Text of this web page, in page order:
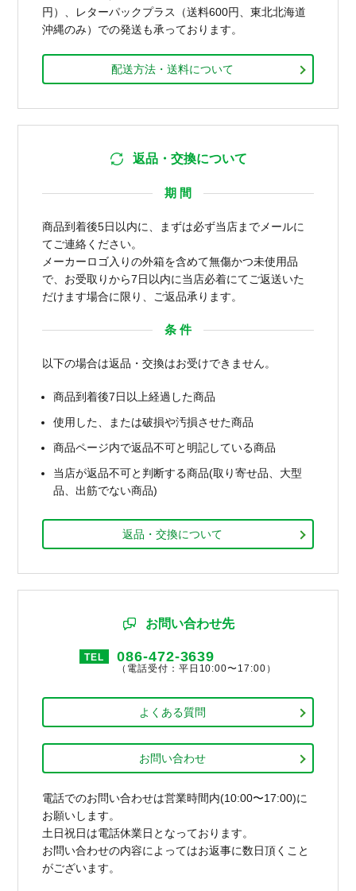
円）、レターパックプラス（送料600円、東北北海道
沖縄のみ）での発送も承っております。
配送方法・送料について
返品・交換について
期 間
商品到着後5日以内に、まずは必ず当店までメールに
てご連絡ください。
メーカーロゴ入りの外箱を含めて無傷かつ未使用品
で、お受取りから7日以内に当店必着にてご返送いた
だけます場合に限り、ご返品承ります。
条 件
以下の場合は返品・交換はお受けできません。
商品到着後7日以上経過した商品
使用した、または破損や汚損させた商品
商品ページ内で返品不可と明記している商品
当店が返品不可と判断する商品(取り寄せ品、大型
品、出筋でない商品)
返品・交換について
お問い合わせ先
TEL 086-472-3639
（電話受付：平日10:00〜17:00）
よくある質問
お問い合わせ
電話でのお問い合わせは営業時間内(10:00〜17:00)に
お願いします。
土日祝日は電話休業日となっております。
お問い合わせの内容によってはお返事に数日頂くこと
がございます。